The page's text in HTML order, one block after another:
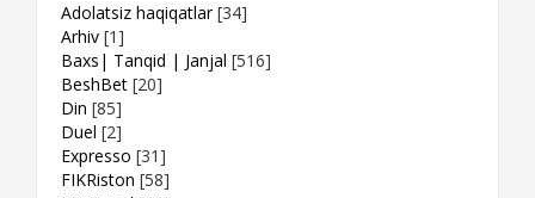
Adolatsiz haqiqatlar [34]
Arhiv [1]
Baxs| Tanqid | Janjal [516]
BeshBet [20]
Din [85]
Duel [2]
Expresso [31]
FIKRiston [58]